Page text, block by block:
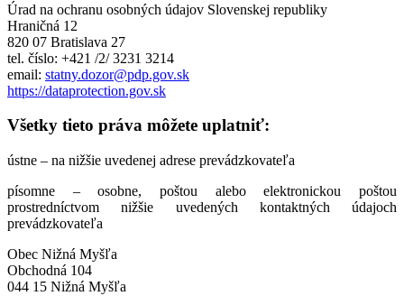
Úrad na ochranu osobných údajov Slovenskej republiky
Hraničná 12
820 07 Bratislava 27
tel. číslo: +421 /2/ 3231 3214
email: statny.dozor@pdp.gov.sk
https://dataprotection.gov.sk
Všetky tieto práva môžete uplatniť:
ústne – na nižšie uvedenej adrese prevádzkovateľa
písomne – osobne, poštou alebo elektronickou poštou
prostredníctvom nižšie uvedených kontaktných údajoch
prevádzkovateľa
Obec Nižná Myšľa
Obchodná 104
044 15 Nižná Myšľa